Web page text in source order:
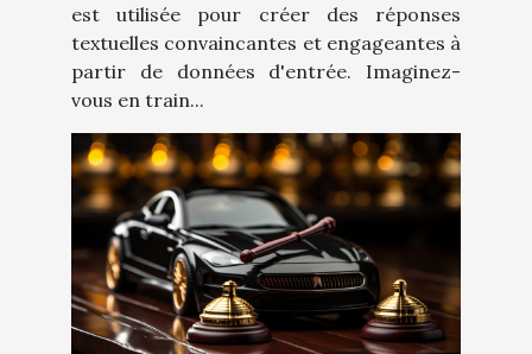
est utilisée pour créer des réponses
textuelles convaincantes et engageantes à
partir de données d'entrée. Imaginez-
vous en train...